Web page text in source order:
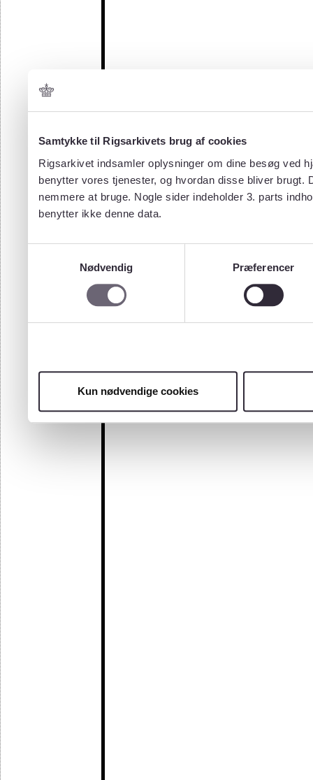
Samtykke til Rigsarkivets brug af cookies
Rigsarkivet indsamler oplysninger om dine besøg ved
benytter vores tjenester, og hvordan disse bliver
nemmere at bruge. Nogle sider indeholder 3. parts
benytter ikke denne data.
Nødvendig
Præferencer
Kun nødvendige cookies